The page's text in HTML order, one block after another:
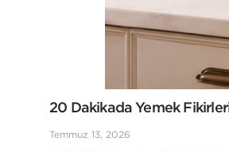
20 Dakikada Yemek
Temmuz 13, 2026